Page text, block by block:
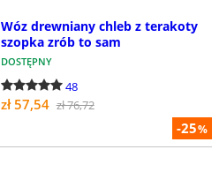
-25%
Wóz drewniany chleb z terakoty
szopka zrób to sam
DOSTĘPNY
48
zł 57,54 zł 76,72